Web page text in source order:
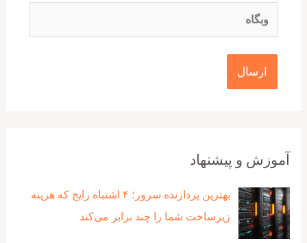
آموزش و پیشنهاد
بهترین پردازنده‌ سرور؛ ۴ اشتباه رایج که هزینه
زیرساخت شما را چند برابر می‌کند